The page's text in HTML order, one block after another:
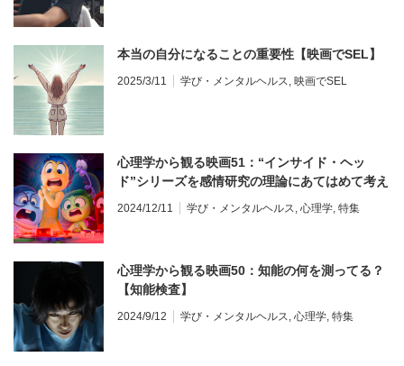
本当の自分になることの重要性【映画でSEL】
2025/3/11 学び・メンタルヘルス, 映画でSEL
心理学から観る映画51：“インサイド・ヘッ
ド”シリーズを感情研究の理論にあてはめて考え
る
2024/12/11 学び・メンタルヘルス, 心理学, 特集
心理学から観る映画50：知能の何を測ってる？
【知能検査】
2024/9/12 学び・メンタルヘルス, 心理学, 特集